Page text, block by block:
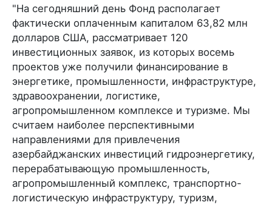
"На сегодняшний день Фонд располагает
фактически оплаченным капиталом 63,82 млн
долларов США, рассматривает 120
инвестиционных заявок, из которых восемь
проектов уже получили финансирование в
энергетике, промышленности, инфраструктуре,
здравоохранении, логистике,
агропромышленном комплексе и туризме. Мы
считаем наиболее перспективными
направлениями для привлечения
азербайджанских инвестиций гидроэнергетику,
перерабатывающую промышленность,
агропромышленный комплекс, транспортно-
логистическую инфраструктуру, туризм,